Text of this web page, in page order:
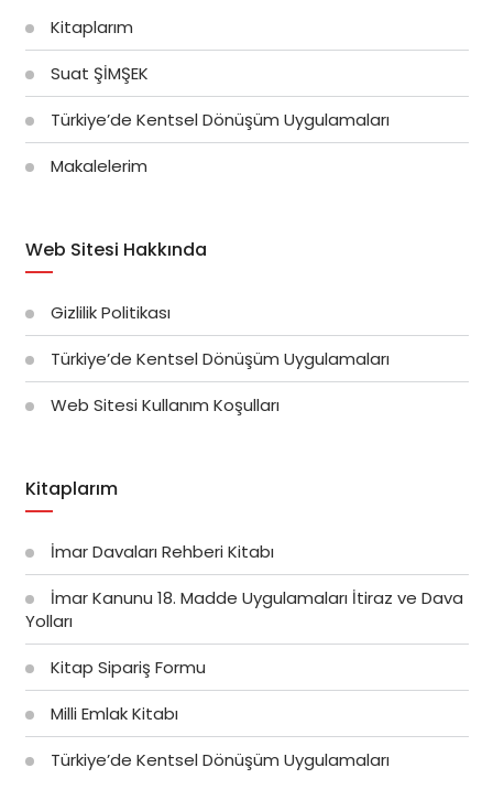
Kitaplarım
Suat ŞİMŞEK
Türkiye’de Kentsel Dönüşüm Uygulamaları
Makalelerim
Web Sitesi Hakkında
Gizlilik Politikası
Türkiye’de Kentsel Dönüşüm Uygulamaları
Web Sitesi Kullanım Koşulları
Kitaplarım
İmar Davaları Rehberi Kitabı
İmar Kanunu 18. Madde Uygulamaları İtiraz ve Dava
Yolları
Kitap Sipariş Formu
Milli Emlak Kitabı
Türkiye’de Kentsel Dönüşüm Uygulamaları